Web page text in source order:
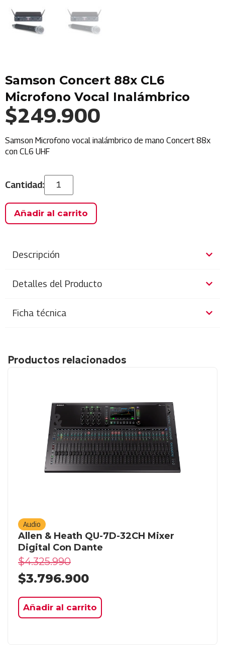
Samson Concert 88x CL6
Microfono Vocal Inalámbrico
$249.900
Samson Microfono vocal inalámbrico de mano Concert 88x
con CL6 UHF
Añadir al carrito
Descripción
Detalles del Producto
Ficha técnica
Productos relacionados
Audio
Allen & Heath QU-7D-32CH Mixer
Digital Con Dante
$4.325.990
$3.796.900
Añadir al carrito